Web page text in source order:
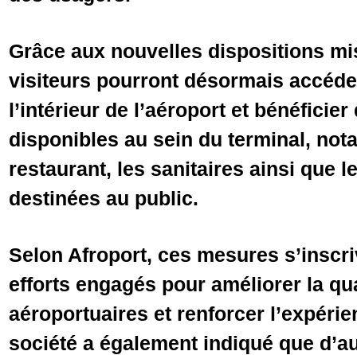
Grâce aux nouvelles dispositions
visiteurs pourront désormais
l’intérieur de l’aéroport et
disponibles au sein du terminal,
restaurant, les sanitaires ainsi que
destinées au public.
Selon Afroport, ces mesures
efforts engagés pour améliorer la
aéroportuaires et renforcer
société a également indiqué que